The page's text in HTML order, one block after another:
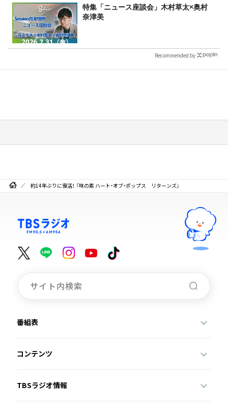
特集「ニュース座談会」木村草太×奥村
奈津美
Recommended by
約14年ぶりに復活！ 『味の素 ハート・オブ・ポップス リターンズ』
番組表
コンテンツ
TBSラジオ情報